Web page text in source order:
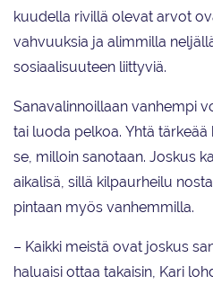
kuudella rivillä olevat arvot
vahvuuksia ja alimmilla
sosiaalisuuteen liittyviä.
Sanavalinnoillaan vanhempi
tai luoda pelkoa. Yhtä
se, milloin sanotaan. Joskus
aikalisä, sillä kilpaurheilu
pintaan myös vanhemmilla.
– Kaikki meistä ovat joskus
haluaisi ottaa takaisin, Kari